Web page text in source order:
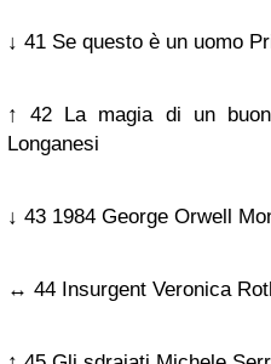
↓ 41 Se questo è un uomo
↑ 42 La magia di un
Longanesi
↓ 43 1984 George Orwell
↔ 44 Insurgent Veronica